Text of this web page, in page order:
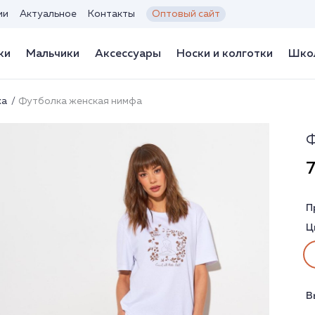
Актуальное Контакты Оптовый сайт
Мальчики Аксессуары Носки и колготки
Футболка женская нимфа